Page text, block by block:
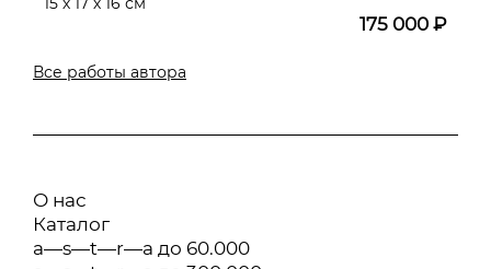
175 000 ₽
Все работы автора
О нас
Каталог
a—s—t—r—a до 60.000